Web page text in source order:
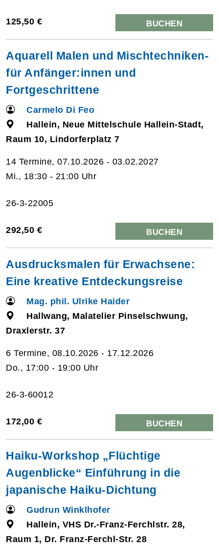
125,50 € BUCHEN
Aquarell Malen und Mischtechniken-
für Anfänger:innen und
Fortgeschrittene
Carmelo Di Feo
Hallein, Neue Mittelschule Hallein-Stadt,
Raum 10, Lindorferplatz 7
14 Termine, 07.10.2026 - 03.02.2027
Mi., 18:30 - 21:00 Uhr
26-3-22005
292,50 € BUCHEN
Ausdrucksmalen für Erwachsene:
Eine kreative Entdeckungsreise
Mag. phil. Ulrike Haider
Hallwang, Malatelier Pinselschwung,
Draxlerstr. 37
6 Termine, 08.10.2026 - 17.12.2026
Do., 17:00 - 19:00 Uhr
26-3-60012
172,00 € BUCHEN
Haiku-Workshop „Flüchtige
Augenblicke“ Einführung in die
japanische Haiku-Dichtung
Gudrun Winklhofer
Hallein, VHS Dr.-Franz-Ferchlstr. 28,
Raum 1, Dr. Franz-Ferchl-Str. 28